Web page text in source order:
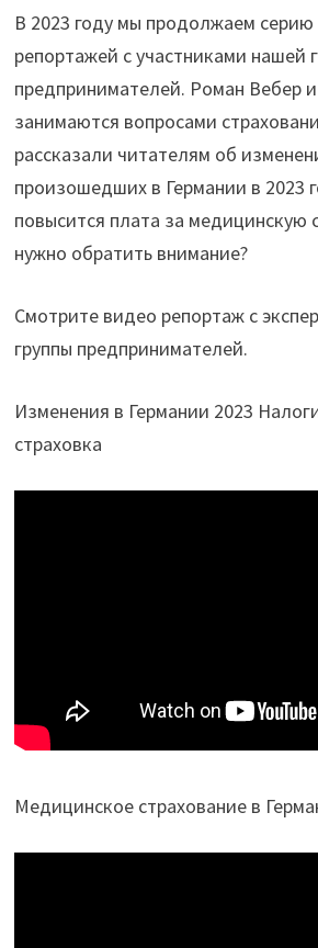
В 2023 году мы продолжаем
репортажей с участниками нашей
предпринимателей. Роман Вебер
занимаются вопросами
рассказали читателям об
произошедших в Германии в 2023
повысится плата за медицинскую
нужно обратить внимание?
Смотрите видео репортаж с
группы предпринимателей.
Изменения в Германии 2023
страховка
Медицинское страхование в